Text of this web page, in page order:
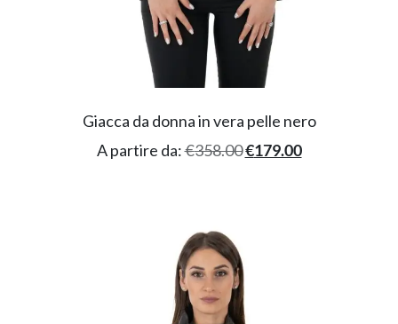
Giacca da donna in vera pelle nero
A partire da:€358.00€179.00